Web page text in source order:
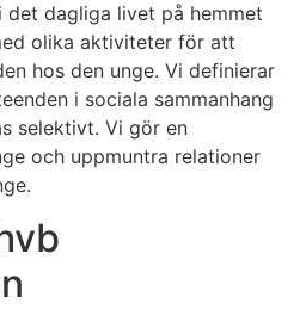
det dagliga livet på hemmet
olika aktiviteter för att
hos den unge. Vi definierar
i sociala sammanhang
selektivt. Vi gör en
och uppmuntra relationer